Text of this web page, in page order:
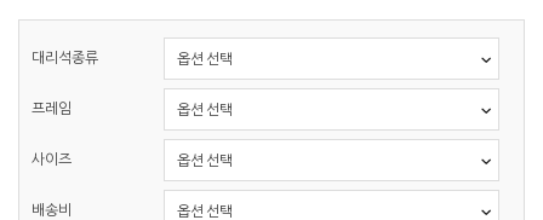
대리석종류
프레임
사이즈
배송비